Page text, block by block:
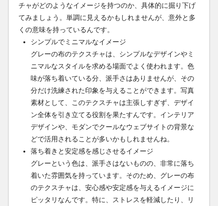
チャがどのようなイメージを持つのか、具体的に掘り下げ
てみましょう。単調に見えるかもしれませんが、意外と多
くの意味を持っているんです。
シンプルでミニマルなイメージ
グレーの布のテクスチャは、シンプルなデザインやミ
ニマルなスタイルを求める場面でよく使われます。色
味が落ち着いている分、派手さはありませんが、その
分だけ洗練された印象を与えることができます。写真
素材として、このテクスチャは主張しすぎず、デザイ
ン全体を引き立てる役割を果たすんです。インテリア
デザインや、モダンでクールなウェブサイトの背景な
どで活用されることが多いかもしれませんね。
落ち着きと安定感を感じさせるイメージ
グレーという色は、派手さはないものの、非常に落ち
着いた雰囲気を持っています。そのため、グレーの布
のテクスチャは、安心感や安定感を与えるイメージに
ピッタリなんです。特に、ストレスを軽減したり、リ